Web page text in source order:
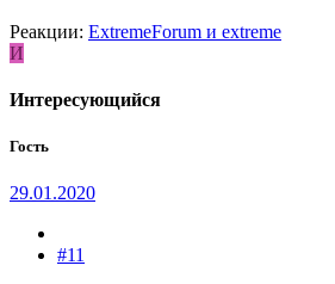
Реакции: ExtremeForum и extreme
И
Интересующийся
Гость
29.01.2020
#11